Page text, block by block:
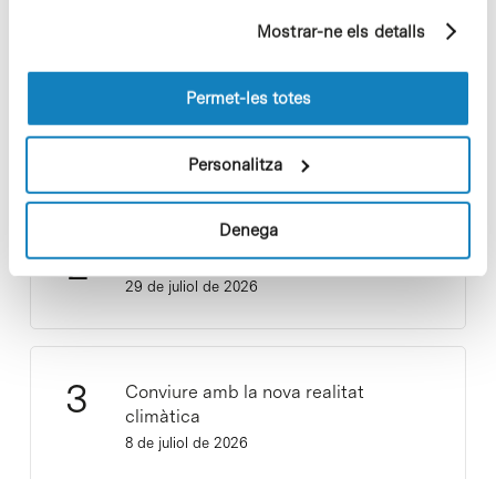
pàgines visitades). Per a obtenir més informació sobre
les cookies pot consultar laPolítica de cookiesdel
Mostrar-ne els detalls
Permet-les totes
Personalitza
Denega
Vacances responsables en temps
d’emergència climàtica
15 de juliol de 2026
Cuidar el territori és sostenibilitat
29 de juliol de 2026
Conviure amb la nova realitat
climàtica
8 de juliol de 2026